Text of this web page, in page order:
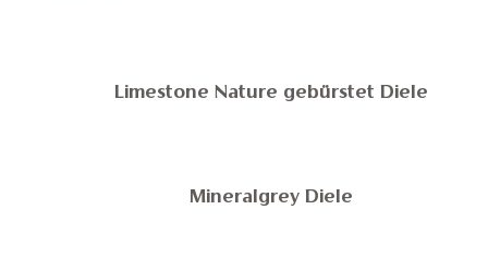
Limestone Nature gebürstet Diele
Mineralgrey Diele